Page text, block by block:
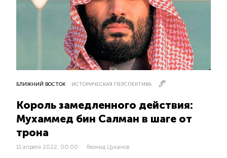
БЛИЖНИЙ ВОСТОК ИСТОРИЧЕСКАЯ ПЕРСПЕКТИВА
Король замедленного действия:
Мухаммед бин Салман в шаге от
трона
11 апреля 2022, 00:00 Леонид Цуканов